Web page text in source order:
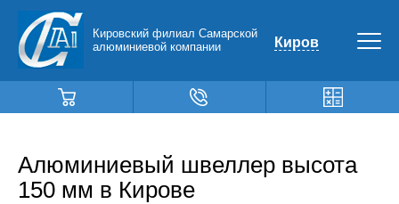
Кировский филиал Самарской
алюминиевой компании
Киров
Алюминиевый швеллер высота
150 мм в Кирове